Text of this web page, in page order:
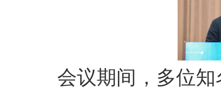
会议期间，多位